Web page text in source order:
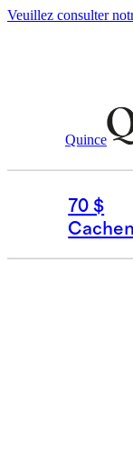
Veuillez consulter
Quince
70 $